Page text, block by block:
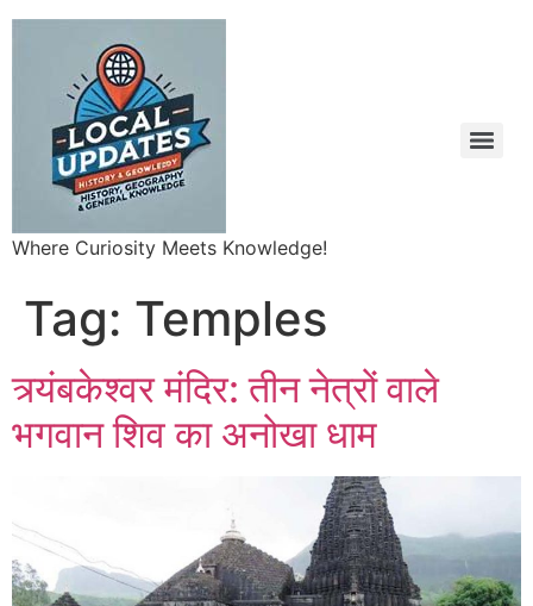
Where Curiosity Meets Knowledge!
Tag: Temples
त्र्यंबकेश्वर मंदिर: तीन नेत्रों वाले
भगवान शिव का अनोखा धाम